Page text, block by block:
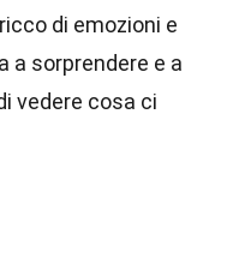
di emozioni e
a sorprendere e a
vedere cosa ci